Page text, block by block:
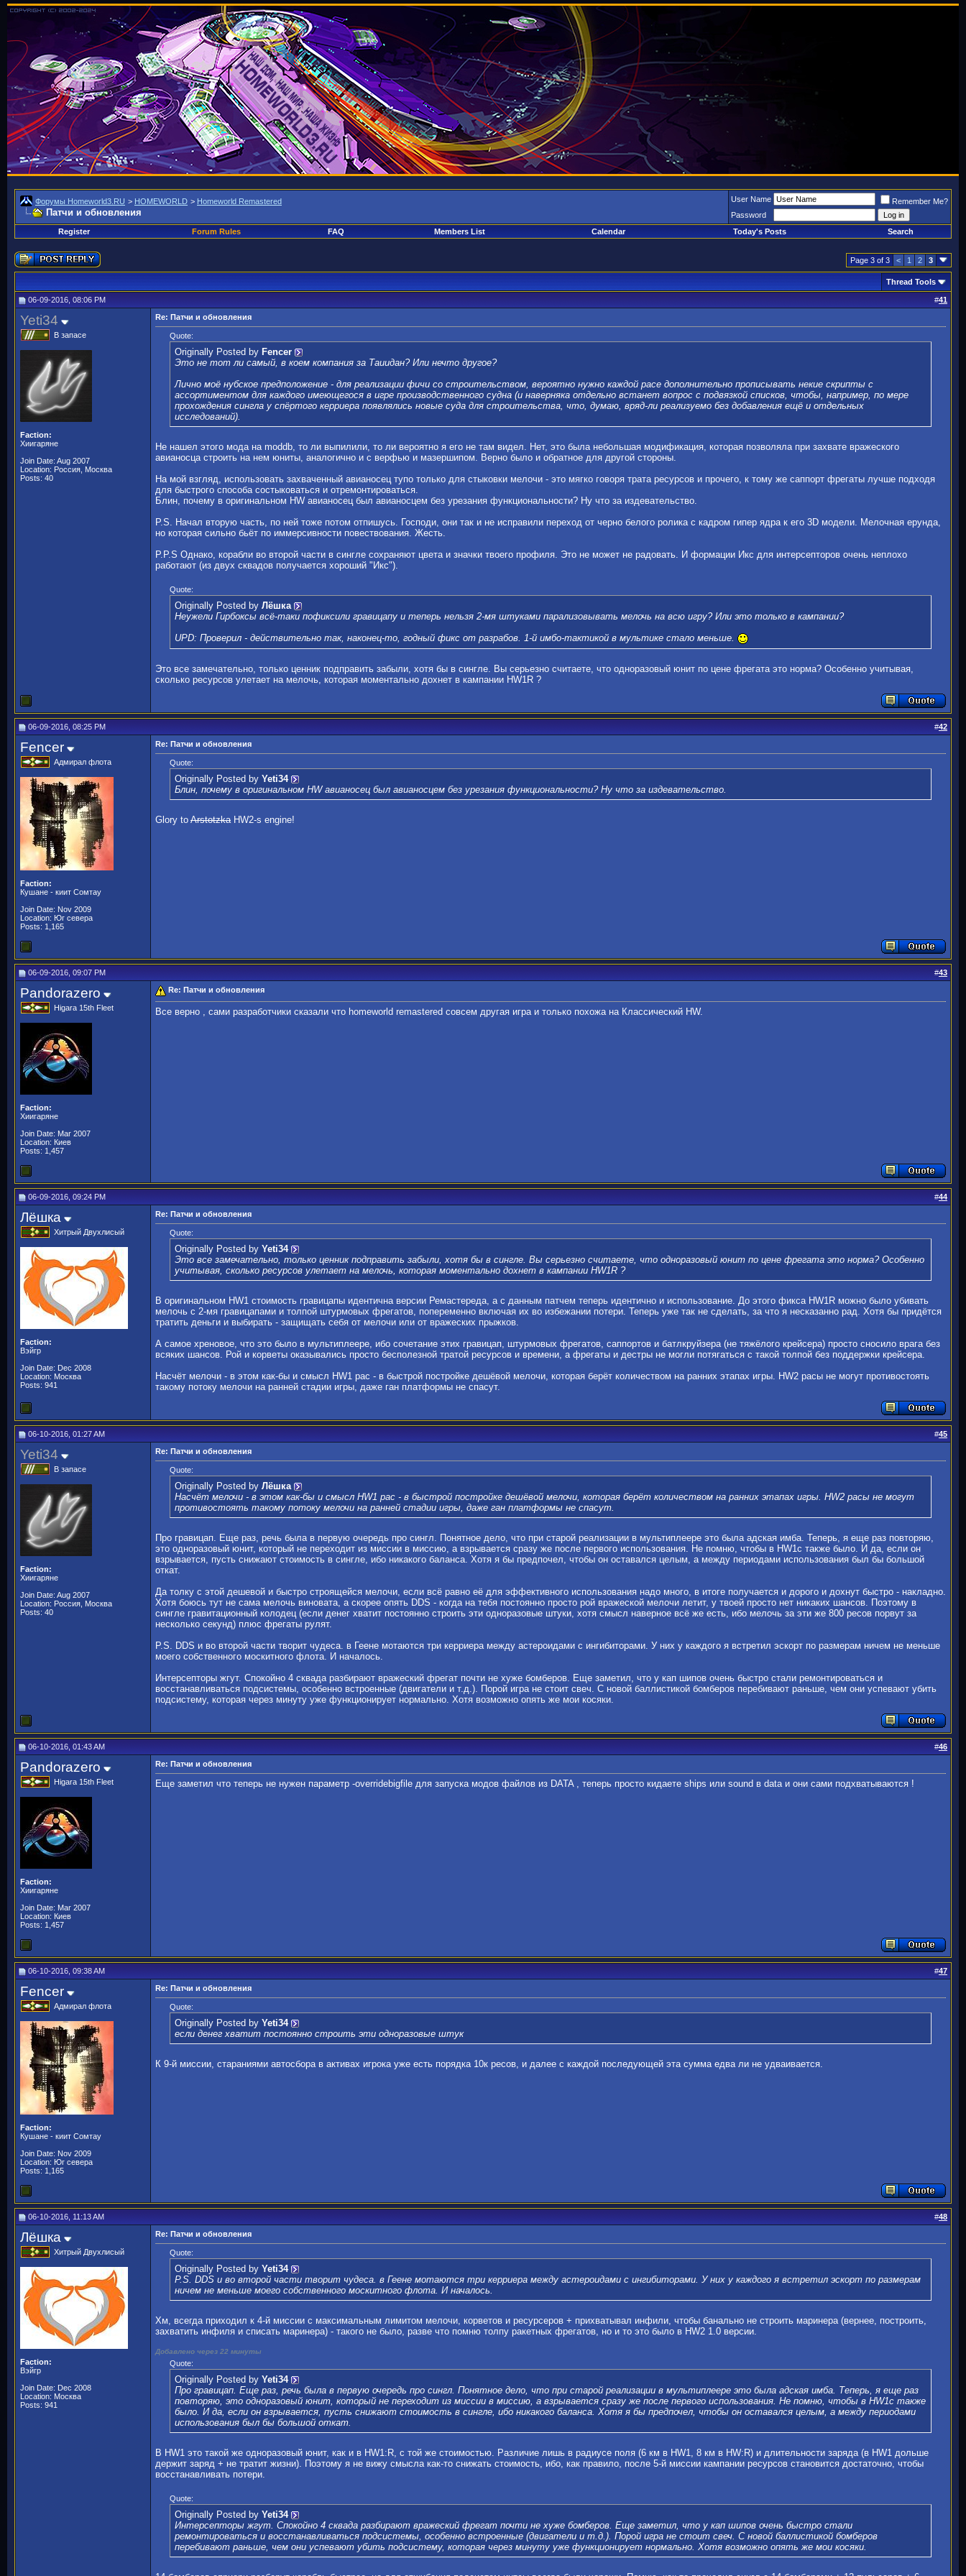
Форумы Homeworld3.RU > HOMEWORLD > Homeworld Remastered
Патчи и обновления
User Name
Remember Me?
Password
Register
Forum Rules FAQ Members List Calendar Today's Posts Search
Page 3 of 3 < 1 2 3
Thread Tools
06-09-2016, 08:06 PM #41
Yeti34
В запасе
Faction:
Хиигаряне
Join Date: Aug 2007
Location: Россия, Москва
Posts: 40
Re: Патчи и обновления
Quote:
Originally Posted by Fencer
Это не тот ли самый, в коем компания за Таиидан? Или нечто другое?
Лично моё нубское предположение - для реализации фичи со строительством, вероятно нужно каждой расе дополнительно прописывать некие скрипты с
ассортиментом для каждого имеющегося в игре производственного судна (и наверняка отдельно встанет вопрос с подвязкой списков, чтобы, например, по мере
прохождения сингла у спёртого керриера появлялись новые суда для строительства, что, думаю, вряд-ли реализуемо без добавления ещё и отдельных
исследований).
Не нашел этого мода на moddb, то ли выпилили, то ли вероятно я его не там видел. Нет, это была небольшая модификация, которая позволяла при захвате вражеского
авианосца строить на нем юниты, аналогично и с верфью и мазершипом. Верно было и обратное для другой стороны.
На мой взгляд, использовать захваченный авианосец тупо только для стыковки мелочи - это мягко говоря трата ресурсов и прочего, к тому же саппорт фрегаты лучше подходя
для быстрого способа состыковаться и отремонтироваться.
Блин, почему в оригинальном HW авианосец был авианосцем без урезания функциональности? Ну что за издевательство.
P.S. Начал вторую часть, по ней тоже потом отпишусь. Господи, они так и не исправили переход от черно белого ролика с кадром гипер ядра к его 3D модели. Мелочная ерунда,
но которая сильно бьёт по иммерсивности повествования. Жесть.
P.P.S Однако, корабли во второй части в сингле сохраняют цвета и значки твоего профиля. Это не может не радовать. И формации Икс для интерсепторов очень неплохо
работают (из двух сквадов получается хороший "Икс").
Quote:
Originally Posted by Лёшка
Неужели Гирбоксы всё-таки пофиксили гравицапу и теперь нельзя 2-мя штуками парализовывать мелочь на всю игру? Или это только в кампании?
UPD: Проверил - действительно так, наконец-то, годный фикс от разрабов. 1-й имбо-тактикой в мультике стало меньше.
Это все замечательно, только ценник подправить забыли, хотя бы в сингле. Вы серьезно считаете, что одноразовый юнит по цене фрегата это норма? Особенно учитывая,
сколько ресурсов улетает на мелочь, которая моментально дохнет в кампании HW1R ?
06-09-2016, 08:25 PM #42
Fencer
Адмирал флота
Faction:
Кушане - киит Сомтау
Join Date: Nov 2009
Location: Юг севера
Posts: 1,165
Re: Патчи и обновления
Quote:
Originally Posted by Yeti34
Блин, почему в оригинальном HW авианосец был авианосцем без урезания функциональности? Ну что за издевательство.
Glory to ArstotzkaHW2-s engine!
06-09-2016, 09:07 PM #43
Pandorazero
Higara 15th Fleet
Faction:
Хиигаряне
Join Date: Mar 2007
Location: Киев
Posts: 1,457
Re: Патчи и обновления
Все верно , сами разработчики сказали что homeworld remastered совсем другая игра и только похожа на Классический HW.
06-09-2016, 09:24 PM #44
Лёшка
Хитрый Двухлисый
Faction:
Вэйгр
Join Date: Dec 2008
Location: Москва
Posts: 941
Re: Патчи и обновления
Quote:
Originally Posted by Yeti34
Это все замечательно, только ценник подправить забыли, хотя бы в сингле. Вы серьезно считаете, что одноразовый юнит по цене фрегата это норма? Особенно
учитывая, сколько ресурсов улетает на мелочь, которая моментально дохнет в кампании HW1R ?
В оригинальном HW1 стоимость гравицапы идентична версии Ремастереда, а с данным патчем теперь идентично и использование. До этого фикса HW1R можно было убивать
мелочь с 2-мя гравицапами и толпой штурмовых фрегатов, попеременно включая их во избежании потери. Теперь уже так не сделать, за что я несказанно рад. Хотя бы придётся
тратить деньги и выбирать - защищать себя от мелочи или от вражеских прыжков.
А самое хреновое, что это было в мультиплеере, ибо сочетание этих гравицап, штурмовых фрегатов, саппортов и батлкруйзера (не тяжёлого крейсера) просто сносило врага без
всяких шансов. Рой и корветы оказывались просто бесполезной тратой ресурсов и времени, а фрегаты и дестры не могли потягаться с такой толпой без поддержки крейсера.
Насчёт мелочи - в этом как-бы и смысл HW1 рас - в быстрой постройке дешёвой мелочи, которая берёт количеством на ранних этапах игры. HW2 расы не могут противостоять
такому потоку мелочи на ранней стадии игры, даже ган платформы не спасут.
06-10-2016, 01:27 AM #45
Yeti34
В запасе
Faction:
Хиигаряне
Join Date: Aug 2007
Location: Россия, Москва
Posts: 40
Re: Патчи и обновления
Quote:
Originally Posted by Лёшка
Насчёт мелочи - в этом как-бы и смысл HW1 рас - в быстрой постройке дешёвой мелочи, которая берёт количеством на ранних этапах игры. HW2 расы не могут
противостоять такому потоку мелочи на ранней стадии игры, даже ган платформы не спасут.
Про гравицап. Еще раз, речь была в первую очередь про сингл. Понятное дело, что при старой реализации в мультиплеере это была адская имба. Теперь, я еще раз повторяю,
это одноразовый юнит, который не переходит из миссии в миссию, а взрывается сразу же после первого использования. Не помню, чтобы в HW1c также было. И да, если он
взрывается, пусть снижают стоимость в сингле, ибо никакого баланса. Хотя я бы предпочел, чтобы он оставался целым, а между периодами использования был бы большой
откат.
Да толку с этой дешевой и быстро строящейся мелочи, если всё равно её для эффективного использования надо много, в итоге получается и дорого и дохнут быстро - накладно.
Хотя боюсь тут не сама мелочь виновата, а скорее опять DDS - когда на тебя постоянно просто рой вражеской мелочи летит, у твоей просто нет никаких шансов. Поэтому в
сингле гравитационный колодец (если денег хватит постоянно строить эти одноразовые штуки, хотя смысл наверное всё же есть, ибо мелочь за эти же 800 ресов порвут за
несколько секунд) плюс фрегаты рулят.
P.S. DDS и во второй части творит чудеса. в Геене мотаются три керриера между астероидами с ингибиторами. У них у каждого я встретил эскорт по размерам ничем не меньше
моего собственного москитного флота. И началось.
Интерсепторы жгут. Спокойно 4 сквада разбирают вражеский фрегат почти не хуже бомберов. Еще заметил, что у кап шипов очень быстро стали ремонтироваться и
восстанавливаться подсистемы, особенно встроенные (двигатели и т.д.). Порой игра не стоит свеч. С новой баллистикой бомберов перебивают раньше, чем они успевают убить
подсистему, которая через минуту уже функционирует нормально. Хотя возможно опять же мои косяки.
06-10-2016, 01:43 AM #46
Pandorazero
Higara 15th Fleet
Faction:
Хиигаряне
Join Date: Mar 2007
Location: Киев
Posts: 1,457
Re: Патчи и обновления
Еще заметил что теперь не нужен параметр -overridebigfile для запуска модов файлов из DATA , теперь просто кидаете ships или sound в data и они сами подхватываются !
06-10-2016, 09:38 AM #47
Fencer
Адмирал флота
Faction:
Кушане - киит Сомтау
Join Date: Nov 2009
Location: Юг севера
Posts: 1,165
Re: Патчи и обновления
Quote:
Originally Posted by Yeti34
если денег хватит постоянно строить эти одноразовые штук
К 9-й миссии, стараниями автосбора в активах игрока уже есть порядка 10к ресов, и далее с каждой последующей эта сумма едва ли не удваивается.
06-10-2016, 11:13 AM #48
Лёшка
Хитрый Двухлисый
Faction:
Вэйгр
Join Date: Dec 2008
Location: Москва
Posts: 941
Re: Патчи и обновления
Quote:
Originally Posted by Yeti34
P.S. DDS и во второй части творит чудеса. в Геене мотаются три керриера между астероидами с ингибиторами. У них у каждого я встретил эскорт по размерам
ничем не меньше моего собственного москитного флота. И началось.
Хм, всегда приходил к 4-й миссии с максимальным лимитом мелочи, корветов и ресурсеров + прихватывал инфили, чтобы банально не строить маринера (вернее, построить,
захватить инфиля и списать маринера) - такого не было, разве что помню толпу ракетных фрегатов, но и то это было в HW2 1.0 версии.
Добавлено через 22 минуты
Quote:
Originally Posted by Yeti34
Про гравицап. Еще раз, речь была в первую очередь про сингл. Понятное дело, что при старой реализации в мультиплеере это была адская имба. Теперь, я еще раз
повторяю, это одноразовый юнит, который не переходит из миссии в миссию, а взрывается сразу же после первого использования. Не помню, чтобы в HW1c также
было. И да, если он взрывается, пусть снижают стоимость в сингле, ибо никакого баланса. Хотя я бы предпочел, чтобы он оставался целым, а между периодами
использования был бы большой откат.
В HW1 это такой же одноразовый юнит, как и в HW1:R, с той же стоимостью. Различие лишь в радиусе поля (6 км в HW1, 8 км в HW:R) и длительности заряда (в HW1 дольше
держит заряд + не тратит жизни). Поэтому я не вижу смысла как-то снижать стоимость, ибо, как правило, после 5-й миссии кампании ресурсов становится достаточно, чтобы
восстанавливать потери.
Quote:
Originally Posted by Yeti34
Интерсепторы жгут. Спокойно 4 сквада разбирают вражеский фрегат почти не хуже бомберов. Еще заметил, что у кап шипов очень быстро стали
ремонтироваться и восстанавливаться подсистемы, особенно встроенные (двигатели и т.д.). Порой игра не стоит свеч. С новой баллистикой бомберов
перебивают раньше, чем они успевают убить подсистему, которая через минуту уже функционирует нормально. Хотя возможно опять же мои косяки.